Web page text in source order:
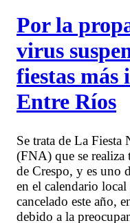
Por la
virus
fiestas más
Entre Ríos
Se trata de La
(FNA) que se realiza
de Crespo, y es uno
en el calendario
cancelado este año,
debido a la